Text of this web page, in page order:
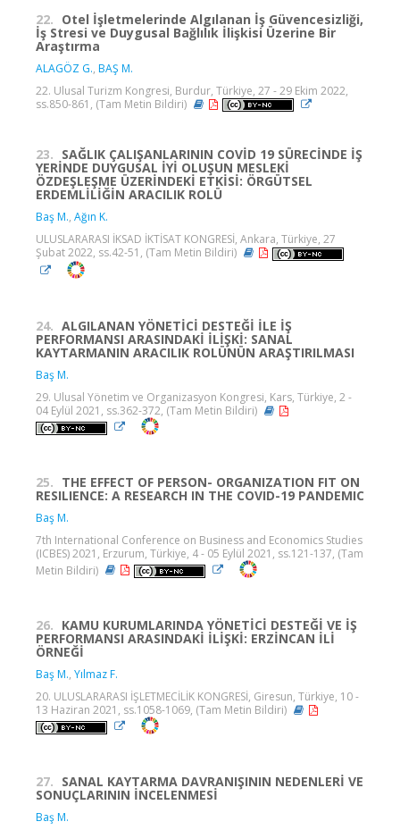
22. Otel İşletmelerinde Algılanan İş Güvencesizliği,
İş Stresi ve Duygusal Bağlılık İlişkisi Üzerine Bir
Araştırma
ALAGÖZ G., BAŞ M.
22. Ulusal Turizm Kongresi, Burdur, Türkiye, 27 - 29 Ekim 2022,
ss.850-861, (Tam Metin Bildiri)
23. SAĞLIK ÇALIŞANLARININ COVİD 19 SÜRECİNDE İŞ
YERİNDE DUYGUSAL İYİ OLUŞUN MESLEKİ
ÖZDEŞLEŞME ÜZERİNDEKİ ETKİSİ: ÖRGÜTSEL
ERDEMLİLİĞİN ARACILIK ROLÜ
Baş M., Ağın K.
ULUSLARARASI İKSAD İKTİSAT KONGRESİ, Ankara, Türkiye, 27
Şubat 2022, ss.42-51, (Tam Metin Bildiri)
24. ALGILANAN YÖNETİCİ DESTEĞİ İLE İŞ
PERFORMANSI ARASINDAKİ İLİŞKİ: SANAL
KAYTARMANIN ARACILIK ROLÜNÜN ARAŞTIRILMASI
Baş M.
29. Ulusal Yönetim ve Organizasyon Kongresi, Kars, Türkiye, 2 -
04 Eylül 2021, ss.362-372, (Tam Metin Bildiri)
25. THE EFFECT OF PERSON- ORGANIZATION FIT ON
RESILIENCE: A RESEARCH IN THE COVID-19 PANDEMIC
Baş M.
7th International Conference on Business and Economics Studies
(ICBES) 2021, Erzurum, Türkiye, 4 - 05 Eylül 2021, ss.121-137, (Tam
Metin Bildiri)
26. KAMU KURUMLARINDA YÖNETİCİ DESTEĞİ VE İŞ
PERFORMANSI ARASINDAKİ İLİŞKİ: ERZİNCAN İLİ
ÖRNEĞİ
Baş M., Yılmaz F.
20. ULUSLARARASI İŞLETMECİLİK KONGRESİ, Giresun, Türkiye, 10 -
13 Haziran 2021, ss.1058-1069, (Tam Metin Bildiri)
27. SANAL KAYTARMA DAVRANIŞININ NEDENLERİ VE
SONUÇLARININ İNCELENMESİ
Baş M.